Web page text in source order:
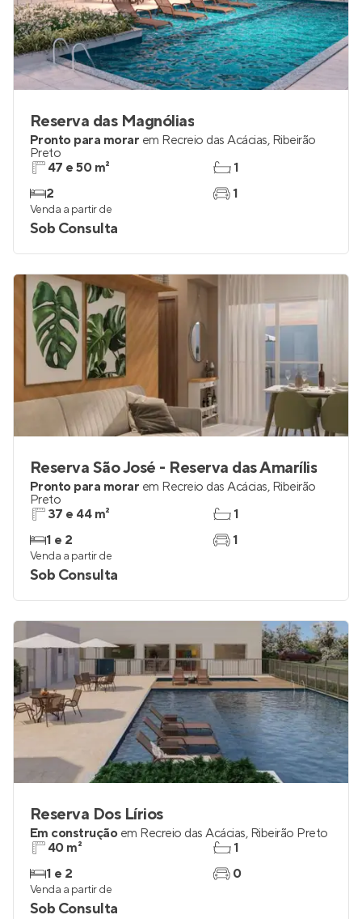
Reserva das Magnólias
Pronto para morar em Recreio das Acácias, Ribeirão
Preto
47 e 50 m²
2
1
1
Venda a partir de
Sob Consulta
Reserva São José - Reserva das Amarílis
Pronto para morar em Recreio das Acácias, Ribeirão
Preto
37 e 44 m²
1 e 2
1
1
Venda a partir de
Sob Consulta
Reserva Dos Lírios
Em construção em Recreio das Acácias, Ribeirão Preto
40 m²
1 e 2
1
0
Venda a partir de
Sob Consulta